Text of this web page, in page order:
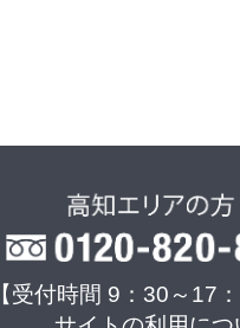
【受付時間 9：30～